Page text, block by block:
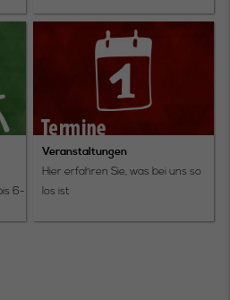
6-
Veranstaltungen
Hier erfahren Sie, was bei uns so
los ist